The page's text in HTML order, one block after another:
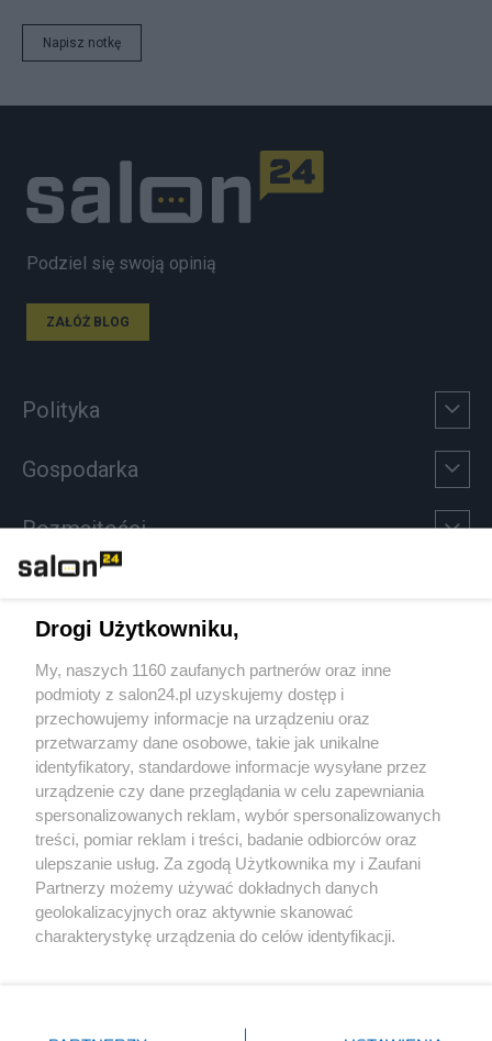
Napisz notkę
Podziel się swoją opinią
ZAŁÓŻ BLOG
Polityka
Gospodarka
Rozmaitości
Sport
Społeczeństwo
Kultura
X Facebook Instagram Youtube
Drogi Użytkowniku,
My, naszych 1160 zaufanych partnerów oraz inne
podmioty z salon24.pl uzyskujemy dostęp i
przechowujemy informacje na urządzeniu oraz
przetwarzamy dane osobowe, takie jak unikalne
identyfikatory, standardowe informacje wysyłane przez
urządzenie czy dane przeglądania w celu zapewniania
spersonalizowanych reklam, wybór spersonalizowanych
treści, pomiar reklam i treści, badanie odbiorców oraz
ulepszanie usług. Za zgodą Użytkownika my i Zaufani
Partnerzy możemy używać dokładnych danych
geolokalizacyjnych oraz aktywnie skanować
charakterystykę urządzenia do celów identyfikacji.
zmienić/wycofać klikając przycisk ustawień prywatności